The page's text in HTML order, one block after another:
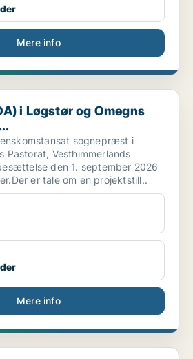
Mere info
og Omegns Pastorat, Vest...
i Løgstør og Omegns
sognepræst i
Pastorat, Vesthimmerlands
den 1. september 2026
er tale om en projektstill..
Mere info
og Køge Kapel